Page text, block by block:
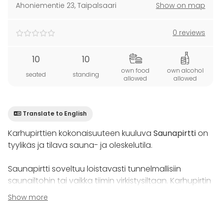
Ahoniementie 23, Taipalsaari Show on map
0 reviews
10
seated
10
standing
own food
allowed
own alcohol
allowed
Translate to English
Karhupirttien kokonaisuuteen kuuluva Saunapirttion
tyylikäs ja tilava sauna- ja oleskelutila.
Saunapirtti soveltuu loistavasti tunnelmallisiin
saunailtohin tai vaikka tiimin virkistysiltaan. Karhupirtin
tilat sijaitsevat Suur-Saimaan rannalla, vain 20min
ajomatka Lappeenrannasta.
Show more